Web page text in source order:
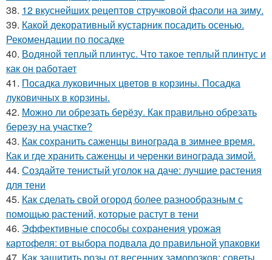
38. 12 вкуснейших рецептов стручковой фасоли на зиму.
39. Какой декоративный кустарник посадить осенью.
Рекомендации по посадке
40. Водяной теплый плинтус. Что такое теплый плинтус и
как он работает
41. Посадка луковичных цветов в корзины. Посадка
луковичных в корзины.
42. Можно ли обрезать берёзу. Как правильно обрезать
березу на участке?
43. Как сохранить саженцы винограда в зимнее время.
Как и где хранить саженцы и черенки винограда зимой.
44. Создайте тенистый уголок на даче: лучшие растения
для тени
45. Как сделать свой огород более разнообразным с
помощью растений, которые растут в тени
46. Эффективные способы сохранения урожая
картофеля: от выбора подвала до правильной упаковки